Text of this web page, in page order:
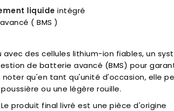
liquide intégré
( BMS )
des cellules lithium-ion fiables, un
de batterie avancé (BMS) pour
qu'en tant qu'unité d'occasion, elle
ou une légère rouille.
produit final livré est une pièce d'origine